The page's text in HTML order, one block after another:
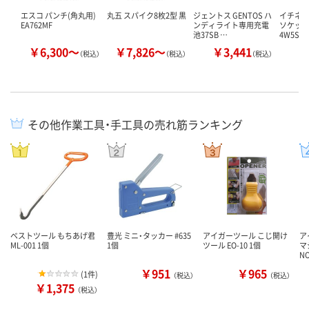
エスコ パンチ(角丸用)
EA762MF
￥6,300～（税込）
丸五 スパイク8枚2型 黒
￥7,826～（税込）
ジェントス GENTOS ハ
ンディライト専用充電
池37SB …
￥3,441（税込）
イチネ
ソケッ
4W5SI-
その他作業工具・手工具の売れ筋ランキング
ベストツール もちあげ君
ML-001 1個
(1件)
￥1,375 （税込）
豊光 ミニ・タッカー #635
1個
￥951 （税込）
アイガーツール こじ開け
ツール EO-10 1個
￥965 （税込）